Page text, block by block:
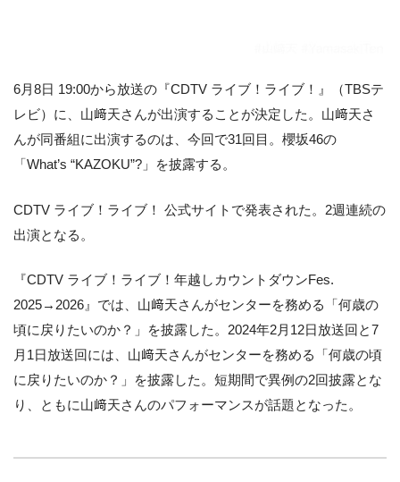
6月8日 19:00から放送の『CDTV ライブ！ライブ！』（TBSテ
レビ）に、山﨑天さんが出演することが決定した。山﨑天さ
んが同番組に出演するのは、今回で31回目。櫻坂46の
「What’s “KAZOKU”?」を披露する。
CDTV ライブ！ライブ！ 公式サイトで発表された。2週連続の
出演となる。
『CDTV ライブ！ライブ！年越しカウントダウンFes.
2025→2026』では、山﨑天さんがセンターを務める「何歳の
頃に戻りたいのか？」を披露した。2024年2月12日放送回と7
月1日放送回には、山﨑天さんがセンターを務める「何歳の頃
に戻りたいのか？」を披露した。短期間で異例の2回披露とな
り、ともに山﨑天さんのパフォーマンスが話題となった。